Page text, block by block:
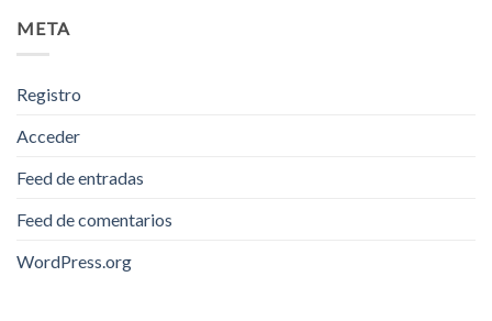
META
Registro
Acceder
Feed de entradas
Feed de comentarios
WordPress.org